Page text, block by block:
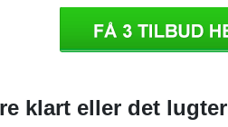
klart eller det lugter